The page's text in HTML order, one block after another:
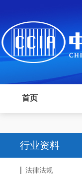
首页
行业资料
法律法规